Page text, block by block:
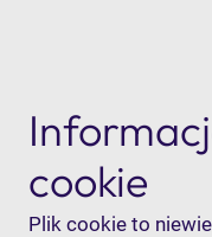
cookie
Plik cookie to